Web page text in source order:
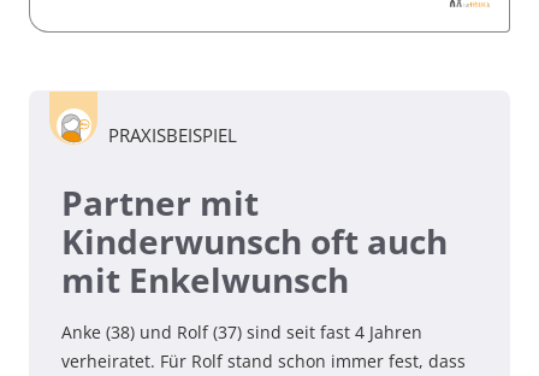
PRAXISBEISPIEL
Partner mit
Kinderwunsch oft auch
mit Enkelwunsch
Anke (38) und Rolf (37) sind seit fast 4 Jahren
verheiratet. Für Rolf stand schon immer fest, dass